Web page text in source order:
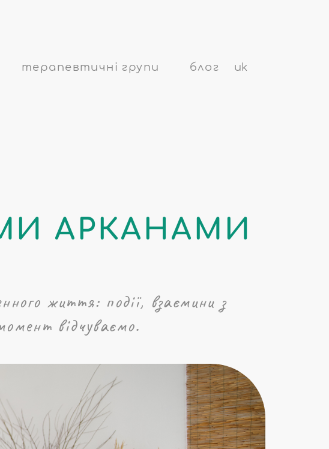
терапевтичні групи блог uk
АРКАНАМИ
життя: події, взаємини з
відчуваємо.